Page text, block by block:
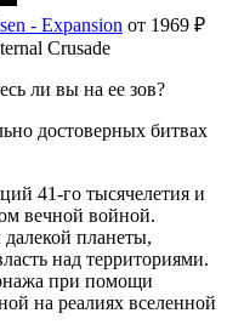
- Expansion от 1969 ₽
Crusade
ли вы на ее зов?
достоверных битвах
41-го тысячелетия и
вечной войной.
планеты,
над территориями.
при помощи
на реалиях вселенной